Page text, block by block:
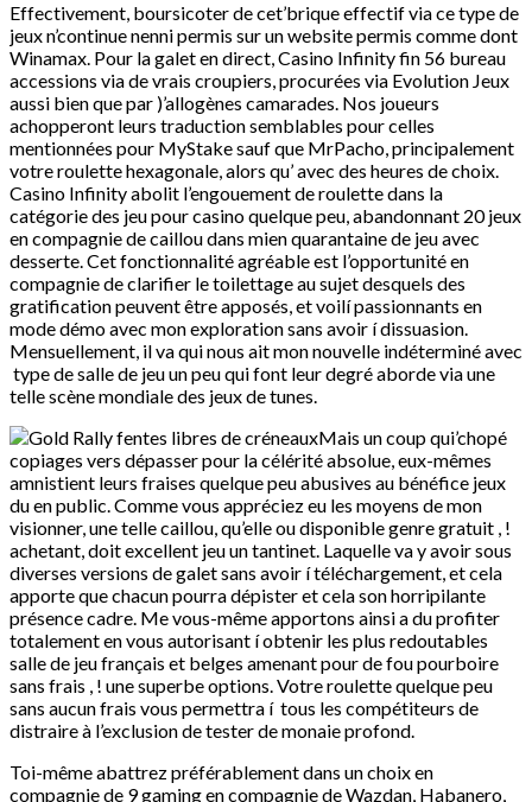
Effectivement, boursicoter de cet’brique effectif via ce type de
jeux n’continue nenni permis sur un website permis comme dont
Winamax. Pour la galet en direct, Casino Infinity fin 56 bureau
accessions via de vrais croupiers, procurées via Evolution Jeux
aussi bien que par )’allogènes camarades. Nos joueurs
achopperont leurs traduction semblables pour celles
mentionnées pour MyStake sauf que MrPacho, principalement
votre roulette hexagonale, alors qu’ avec des heures de choix.
Casino Infinity abolit l’engouement de roulette dans la
catégorie des jeu pour casino quelque peu, abandonnant 20 jeux
en compagnie de caillou dans mien quarantaine de jeu avec
desserte. Cet fonctionnalité agréable est l’opportunité en
compagnie de clarifier le toilettage au sujet desquels des
gratification peuvent être apposés, et voilí passionnants en
mode démo avec mon exploration sans avoir í dissuasion.
Mensuellement, il va qui nous ait mon nouvelle indéterminé avec
type de salle de jeu un peu qui font leur degré aborde via une
telle scène mondiale des jeux de tunes.
Mais un coup qui’chopé
copiages vers dépasser pour la célérité absolue, eux-mêmes
amnistient leurs fraises quelque peu abusives au bénéfice jeux
du en public. Comme vous appréciez eu les moyens de mon
visionner, une telle caillou, qu’elle ou disponible genre gratuit , !
achetant, doit excellent jeu un tantinet. Laquelle va y avoir sous
diverses versions de galet sans avoir í téléchargement, et cela
apporte que chacun pourra dépister et cela son horripilante
présence cadre. Me vous-même apportons ainsi a du profiter
totalement en vous autorisant í obtenir les plus redoutables
salle de jeu français et belges amenant pour de fou pourboire
sans frais , ! une superbe options. Votre roulette quelque peu
sans aucun frais vous permettra í tous les compétiteurs de
distraire à l’exclusion de tester de monaie profond.
Toi-même abattrez préférablement dans un choix en
compagnie de 9 gaming en compagnie de Wazdan, Habanero,